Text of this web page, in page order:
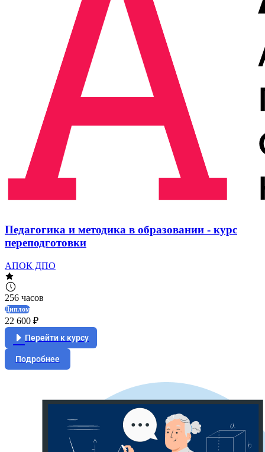
Педагогика и методика в образовании - курс
переподготовки
АПОК ДПО
256 часов
Диплом
22 600 ₽
Перейти к курсу
Подробнее